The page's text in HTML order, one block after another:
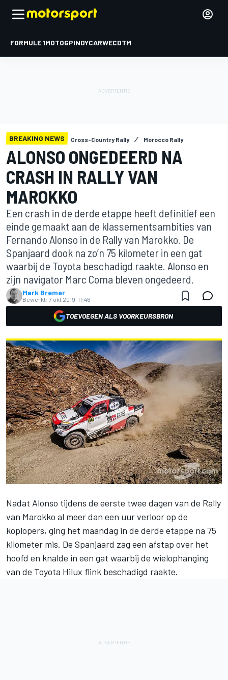
FORMULE 1MOTOGPINDYCARWECDTM
BREAKING NEWS Cross-Country Rally Morocco Rally
ALONSO ONGEDEERD NA
CRASH IN RALLY VAN
MAROKKO
Een crash in de derde etappe heeft definitief een
einde gemaakt aan de klassementsambities van
Fernando Alonso in de Rally van Marokko. De
Spanjaard dook na zo’n 75 kilometer in een gat
waarbij de Toyota beschadigd raakte. Alonso en
zijn navigator Marc Coma bleven ongedeerd.
Mark Bremer
Bewerkt: 7 okt 2019, 11:46
TOEVOEGEN ALS VOORKEURSBRON
Nadat Alonso tijdens de eerste twee dagen van de Rally
van Marokko al meer dan een uur verloor op de
koplopers, ging het maandag in de derde etappe na 75
kilometer mis. De Spanjaard zag een afstap over het
hoofd en knalde in een gat waarbij de wielophanging
van de Toyota Hilux flink beschadigd raakte.